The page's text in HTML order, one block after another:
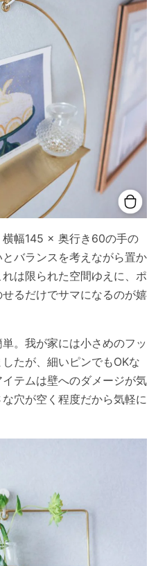
横幅145 × 奥行き60の手の
バランスを考えながら置か
は限られた空間ゆえに、ポ
るだけでサマになるのが嬉
。我が家には小さめのフッ
たが、細いピンでもOKな
テムは壁へのダメージが気
穴が空く程度だから気軽に